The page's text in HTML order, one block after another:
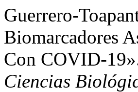
Guerrero-
Biomarcadores
Con COVID-
Ciencias